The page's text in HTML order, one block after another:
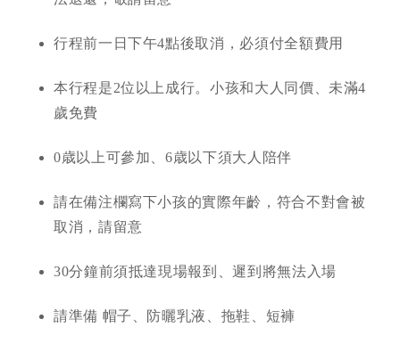
行程前一日下午4點後取消，必須付全額費用
本行程是2位以上成行。小孩和大人同價、未滿4
歲免費
0歳以上可參加、6歳以下須大人陪伴
請在備注欄寫下小孩的實際年齡，符合不對會被
取消，請留意
30分鐘前須抵達現場報到、遲到將無法入場
請準備 帽子、防曬乳液、拖鞋、短褲